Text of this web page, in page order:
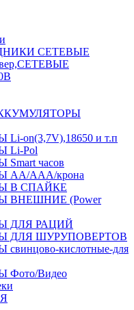
СЕТЕВЫЕ
on(3,7V),18650 и т.п
Li-Pol
часов
АА/ААА/крона
В СПАЙКЕ
ВНЕШНИЕ (Power
ДЛЯ РАЦИЙ
ДЛЯ ШУРУПОВЕРТОВ
кислотные-для
Видео